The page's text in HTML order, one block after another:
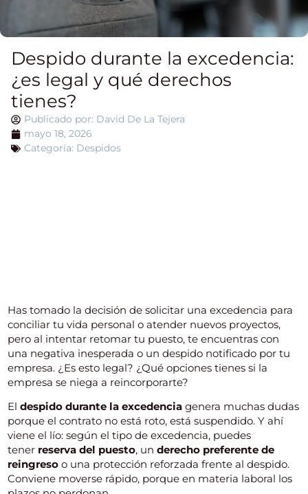
Despido durante la excedencia:
¿es legal y qué derechos
tienes?
Publicado por: David De La Tejera
mayo 18, 2026
Categoría: Despidos
Has tomado la decisión de solicitar una excedencia para
conciliar tu vida personal o atender nuevos proyectos,
pero al intentar retomar tu puesto, te encuentras con
una negativa inesperada o un despido notificado por tu
empresa. ¿Es esto legal? ¿Qué opciones tienes si la
empresa se niega a reincorporarte?
Eldespido durante la excedencia genera muchas dudas
porque el contrato no está roto, está suspendido. Y ahí
viene el lío: según el tipo de excedencia, puedes
tener reserva del puesto, underecho preferente de
reingreso o una protección reforzada frente al despido.
Conviene moverse rápido, porque en materia laboral los